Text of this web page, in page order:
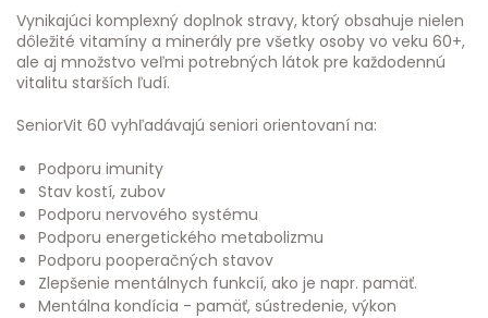
Vynikajúci komplexný doplnok stravy, ktorý obsahuje nielen
dôležité vitamíny a minerály pre všetky osoby vo veku 60+,
ale aj množstvo veľmi potrebných látok pre každodennú
vitalitu starších ľudí.
SeniorVit 60 vyhľadávajú seniori orientovaní na:
Podporu imunity
Stav kostí, zubov
Podporu nervového systému
Podporu energetického metabolizmu
Podporu pooperačných stavov
Zlepšenie mentálnych funkcií, ako je napr. pamäť.
Mentálna kondícia - pamäť, sústredenie, výkon